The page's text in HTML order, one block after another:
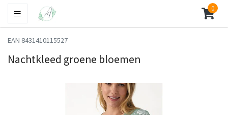
0
EAN 8431410115527
Nachtkleed groene bloemen